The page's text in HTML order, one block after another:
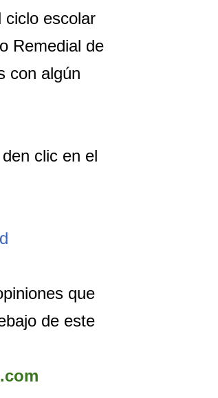
ciclo escolar
Remedial de
con algún
clic en el
que
de este